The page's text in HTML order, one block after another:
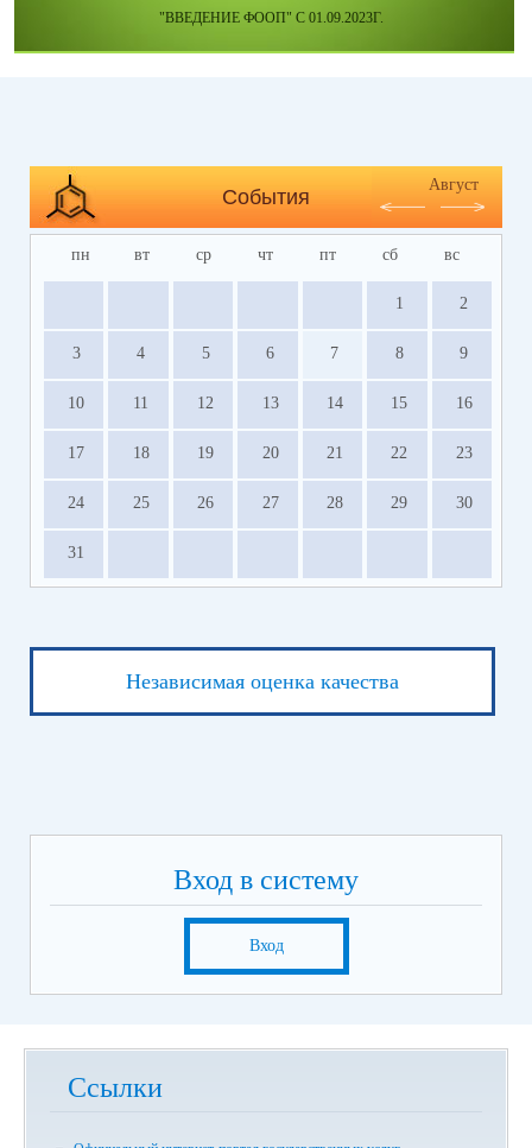
"ВВЕДЕНИЕ ФООП" С 01.09.2023Г.
События
Август
пн вт ср чт пт сб вс
1 2
3 4 5 6 7 8 9
10 11 12 13 14 15 16
17 18 19 20 21 22 23
24 25 26 27 28 29 30
31
Независимая оценка качества
Вход в систему
Вход
Ссылки